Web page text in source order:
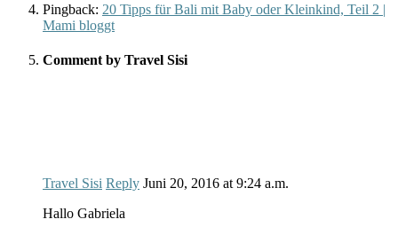
Pingback: 20 Tipps für Bali mit Baby oder Kleinkind, Teil 2 |
Mami bloggt
Comment by Travel Sisi
Travel Sisi Reply Juni 20, 2016 at 9:24 a.m.
Hallo Gabriela